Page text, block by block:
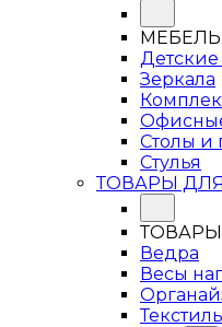
Детские
Зеркала
Столы и
Стулья
ТОВАРЫ
Ведра
Весы